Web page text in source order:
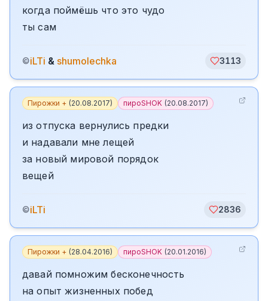
когда поймёшь что это чудо
ты сам
©iLTi & shumolechka 3113
Пирожки + (20.08.2017) пироSHOK (20.08.2017)
из отпуска вернулись предки
и надавали мне лещей
за новый мировой порядок
вещей
©iLTi 2836
Пирожки + (28.04.2016) пироSHOK (20.01.2016)
давай помножим бесконечность
на опыт жизненных побед